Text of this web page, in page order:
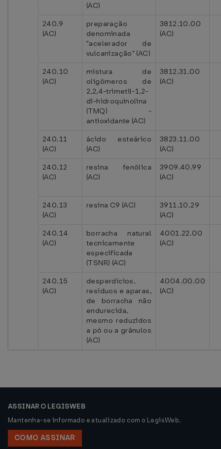
(AC)
240.9
(AC)
preparação
denominada
"acelerador de
vulcanização" (AC)
3812.10.00
(AC)
240.10
(AC)
mistura de
oligômeros de
2,2,4-trimetil-1,2-
di-hidroquinolina
(TMQ) -
antioxidante (AC)
3812.31.00
(AC)
240.11
(AC)
ácido esteárico
(AC)
3823.11.00
(AC)
240.12
(AC)
resina fenólica
(AC)
3909.40.99
(AC)
240.13
(AC)
resina C9 (AC)
3911.10.29
(AC)
240.14
(AC)
borracha natural
tecnicamente
especificada
(TSNR) (AC)
4001.22.00
(AC)
240.15
(AC)
desperdícios,
resíduos e aparas,
de borracha não
endurecida,
mesmo reduzidos
a pó ou a grânulos
(AC)
4004.00.00
(AC)
ASSINAR O LEGISWEB
Mantenha-se informado e atualizado com o LegisWeb.
COMO ASSINAR